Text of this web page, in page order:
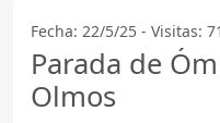
Fecha: 22/5/25 - Visitas:
Parada de
Olmos